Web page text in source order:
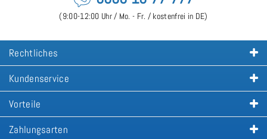
(9:00-12:00 Uhr / Mo. - Fr. / kostenfrei in DE)
Rechtliches
Kundenservice
Vorteile
Zahlungsarten